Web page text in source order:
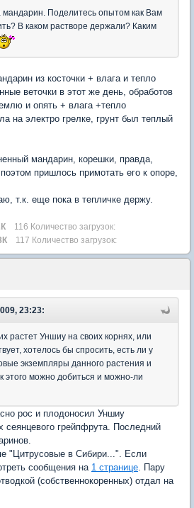
Поделитесь опытом как Вам
В каком растворе держали? Каким
из косточки + влага и тепло
веточки в этот же день, обработов
и опять + влага +тепло
на электро грелке, грунт был теплый
мандарин, корешки, правда,
пришлось примотать его к опоре,
т.к. еще пока в тепличке держу.
116 Количество загрузок:
117 Количество загрузок:
23:23:
растет Уншиу на своих корнях, или
хотелось бы спросить, есть ли у
экземпляры данного растения и
этого можно добиться и можно-ли
рос и плодоносил Уншиу
сеянцевого грейпфрута. Последний
"Цитрусовые в Сибири...". Если
сообщения на 1 странице . Пару
(собственнокоренных) отдал на